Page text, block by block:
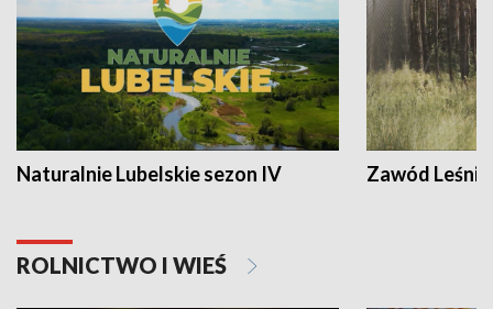
Naturalnie Lubelskie sezon IV Zawód Leśnik
ROLNICTWO I WIEŚ